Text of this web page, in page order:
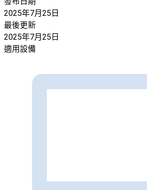
2025年7月25日
最後更新
2025年7月25日
適用設備